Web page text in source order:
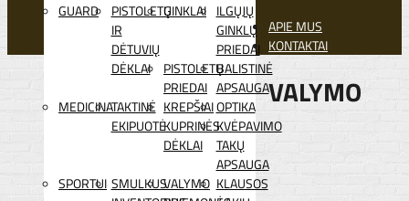
GUARD
PISTOLETŲ
IR
DĖTUVIŲ
DĖKLAI
GINKLAI ILGŲJŲ
GINKLŲ
PRIEDAI
PISTOLETŲ
PRIEDAI
BALISTINĖ
APSAUGA
MEDICINATAKTINĖ
EKIPUOTĖ
KREPŠIAI
KUPRINĖS
DĖKLAI
OPTIKA
KVĖPAVIMO
TAKŲ
APSAUGA
SPORTUI SMULKUSVALYMO KLAUSOS
APIE MUS
KONTAKTAI
VALYMO